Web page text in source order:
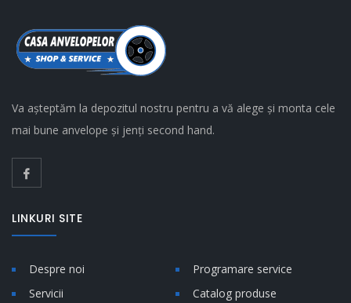
Va așteptăm la depozitul nostru pentru a vă alege și monta cele
mai bune anvelope și jenți second hand.
LINKURI SITE
Despre noi
Programare service
Servicii
Catalog produse